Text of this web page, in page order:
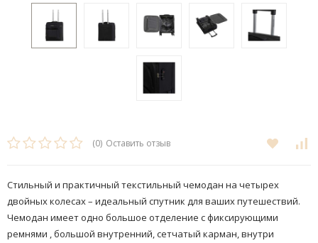
(0) Оставить отзыв
Стильный и практичный текстильный чемодан на четырех
двойных колесах – идеальный спутник для ваших путешествий.
Чемодан имеет одно большое отделение с фиксирующими
ремнями , большой внутренний, сетчатый карман, внутри